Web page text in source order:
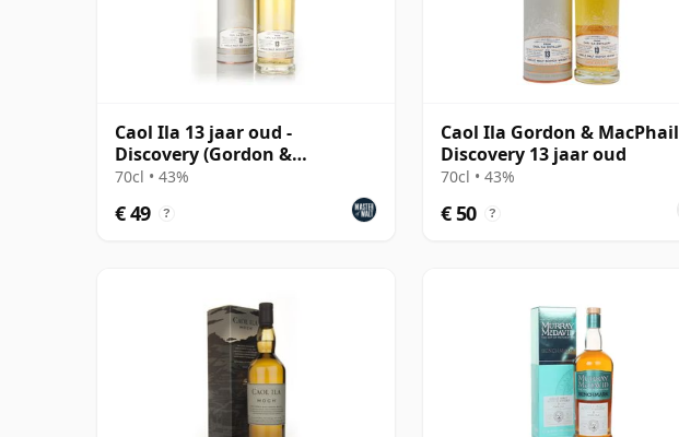
Caol Ila 13 jaar oud -
Discovery (Gordon &
MacPhail)
70cl • 43%
€ 49 ?
Caol Ila Gordon & MacPhail
Discovery 13 jaar oud
70cl • 43%
€ 50 ?